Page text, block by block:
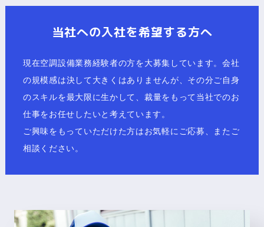
当社への入社を希望する方へ
現在空調設備業務経験者の方を大募集しています。会社
の規模感は決して大きくはありませんが、その分ご自身
のスキルを最大限に生かして、裁量をもって当社でのお
仕事をお任せしたいと考えています。
​​​​​​​ご興味をもっていただけた方はお気軽にご応募、またご
相談ください。